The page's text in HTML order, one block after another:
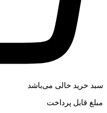
سبد خرید خالی می‌باشد
مبلغ قابل پرداخت